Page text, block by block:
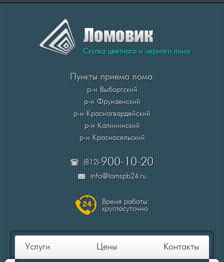
Скупка цветного и черного лома
Пункты приема лома:
р-н Выборгский
р-н Фрунзенский
р-н Красногвардейский
р-н Калининский
р-н Красносельский
(812)-900-10-20
info@lomspb24.ru
Время работы:
круглосуточно
Услуги Цены Контакты